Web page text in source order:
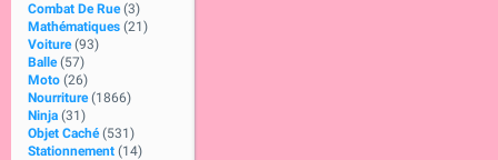
Combat De Rue (3)
Mathématiques (21)
Voiture (93)
Balle (57)
Moto (26)
Nourriture (1866)
Ninja (31)
Objet Caché (531)
Stationnement (14)